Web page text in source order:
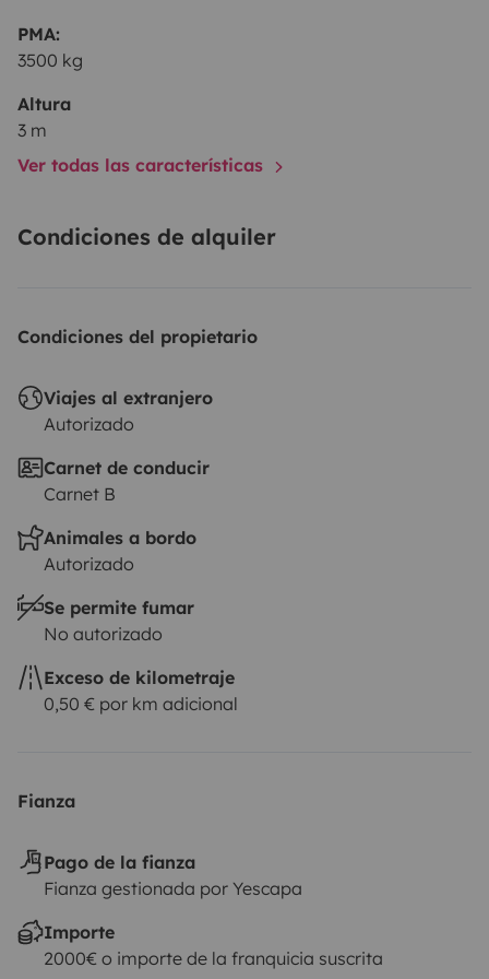
your vehicle in a secure, covered parking area for the
entire duration of your van rental.
PMA:
3500 kg
Altura
3 m
Ver todas las características
Condiciones de alquiler
Condiciones del propietario
Viajes al extranjero
Autorizado
Carnet de conducir
Carnet B
Animales a bordo
Autorizado
Se permite fumar
No autorizado
Exceso de kilometraje
0,50 € por km adicional
Fianza
Pago de la fianza
Fianza gestionada por Yescapa
Importe
2000€ o importe de la franquicia suscrita